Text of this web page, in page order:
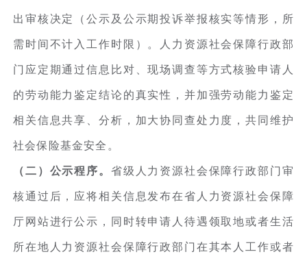
出审核决定（公示及公示期投诉举报核实等情形，所
需时间不计入工作时限）。人力资源社会保障行政部
门应定期通过信息比对、现场调查等方式核验申请人
的劳动能力鉴定结论的真实性，并加强劳动能力鉴定
相关信息共享、分析，加大协同查处力度，共同维护
社会保险基金安全。
（二）公示程序。 省级人力资源社会保障行政部门审
核通过后，应将相关信息发布在省人力资源社会保障
厅网站进行公示，同时转申请人待遇领取地或者生活
所在地人力资源社会保障行政部门在其本人工作或者